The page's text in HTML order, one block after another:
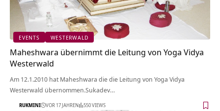
EVENTS WESTERWALD
Maheshwara übernimmt die Leitung von Yoga Vidya
Westerwald
Am 12.1.2010 hat Maheshwara die die Leitung von Yoga Vidya
Westerwald übernommen.Sukadev…
RUKMINI VOR 17 JAHREN 550 VIEWS